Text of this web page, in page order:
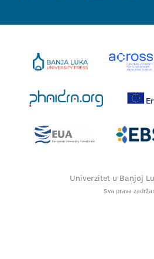
Univerzitet u Banjoj
Sva prava